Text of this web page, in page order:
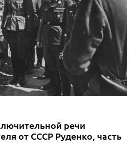
речи
от СССР Руденко, часть